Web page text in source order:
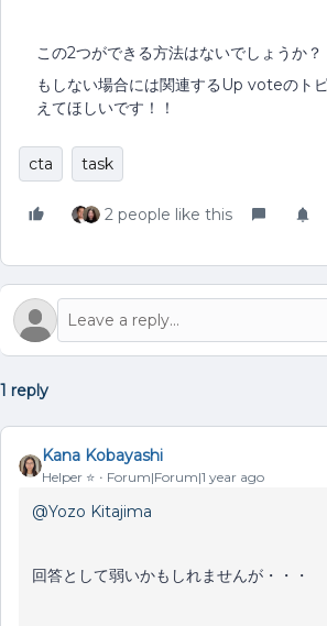
この2つができる方法はないでしょうか？
もしない場合には関連するUp voteのト
えてほしいです！！
cta task
2 people like this
1 reply
Kana Kobayashi
Helper ⭐️ Forum|Forum|1 year ago
@Yozo Kitajima
回答として弱いかもしれませんが・・・